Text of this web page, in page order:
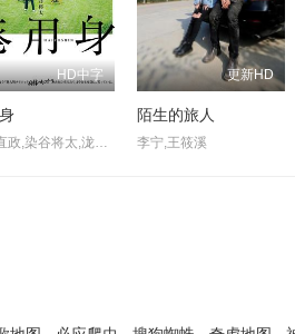
HD中字
六平直政,染谷将太,泷内公美,北村有起哉,吉冈睦雄,中村映里子,广末哲万,中井友望
更新HD
陌生的旅人
李宁,王筱溪